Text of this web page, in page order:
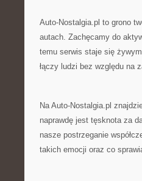
Auto-Nostalgia.pl to grono
autach. Zachęcamy do
temu serwis staje się
łączy ludzi bez względu na
Na Auto-Nostalgia.pl
naprawdę jest tęsknota za
nasze postrzeganie
takich emocji oraz co